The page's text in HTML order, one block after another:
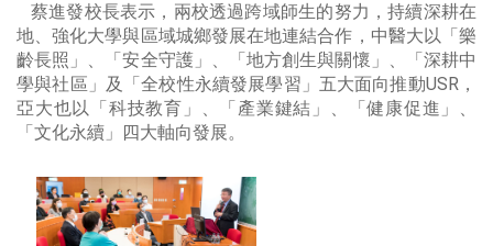
蔡進發校長表示，兩校透過跨域師生的努力，持續深耕在
地、強化大學與區域城鄉發展在地連結合作，中醫大以「樂
齡長照」、「安全守護」、「地方創生與關懷」、「深耕中
學與社區」及「全校性永續發展學習」五大面向推動USR，
亞大也以「科技教育」、「產業鍵結」、「健康促進」、
「文化永續」四大軸向發展。